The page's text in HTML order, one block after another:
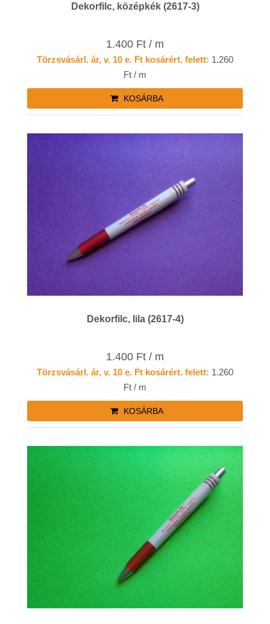
Dekorfilc, középkék (2617-3)
1.400 Ft / m
Törzsvásárl. ár, v. 10 e. Ft kosárért. felett: 1.260
Ft / m
KOSÁRBA
Dekorfilc, lila (2617-4)
1.400 Ft / m
Törzsvásárl. ár, v. 10 e. Ft kosárért. felett: 1.260
Ft / m
KOSÁRBA